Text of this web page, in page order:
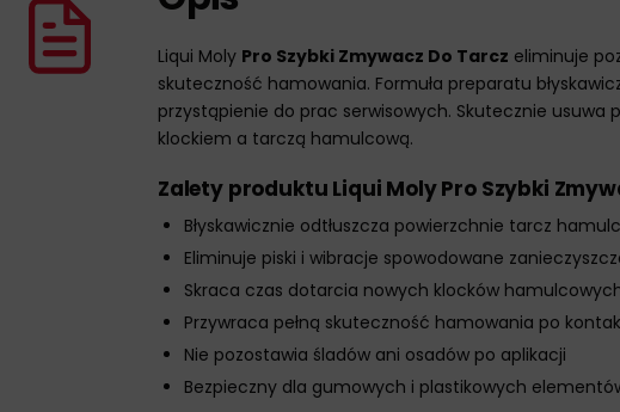
Liqui Moly Pro Szybki Zmywacz Do Tarcz eliminuje
skuteczność hamowania. Formuła preparatu
przystąpienie do prac serwisowych. Skutecznie
klockiem a tarczą hamulcową.
Zalety produktu Liqui Moly Pro Szybki
Błyskawicznie odtłuszcza powierzchnie tarcz
Eliminuje piski i wibracje spowodowane
Skraca czas dotarcia nowych klocków
Przywraca pełną skuteczność hamowania po
Nie pozostawia śladów ani osadów po aplikacji
Bezpieczny dla gumowych i plastikowych